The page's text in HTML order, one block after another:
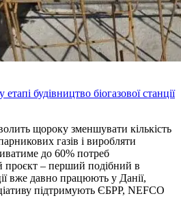
будівництво біогазової станції
щороку зменшувати кількість
газів і виробляти
до 60% потреб
проєкт – перший подібний в
вже давно працюють у Данії,
підтримують ЄБРР, NEFCO